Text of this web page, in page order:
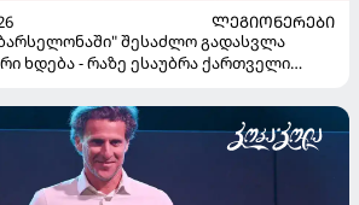
ᲚᲔᲒᲘᲝᲜᲔᲠᲔᲑᲘ
შესაძლო გადასვლა
ხდება - რაზე ესაუბრა ქართველი